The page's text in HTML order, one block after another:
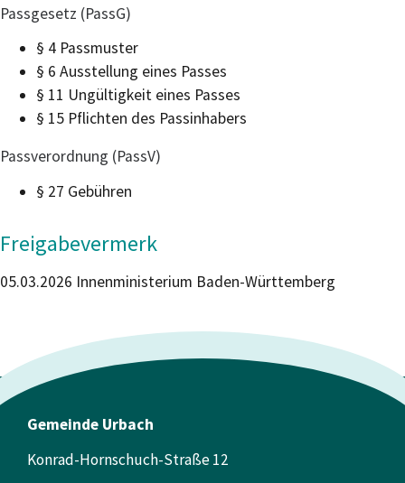
Passgesetz (PassG)
§ 4 Passmuster
§ 6 Ausstellung eines Passes
§ 11 Ungültigkeit eines Passes
§ 15 Pflichten des Passinhabers
Passverordnung (PassV)
§ 27 Gebühren
Freigabevermerk
05.03.2026 Innenministerium Baden-Württemberg
Gemeinde Urbach
Konrad-Hornschuch-Straße 12